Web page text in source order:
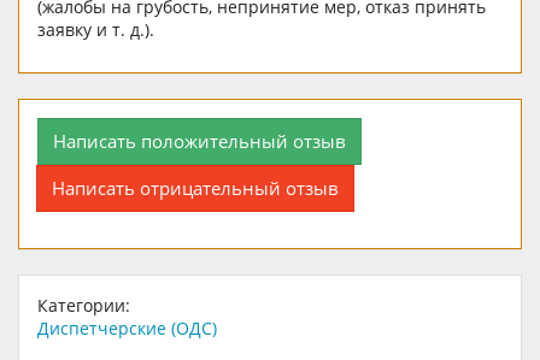
(жалобы на грубость, непринятие мер, отказ принять
заявку и т. д.).
Написать положительный отзыв
Написать отрицательный отзыв
Категории:
Диспетчерские (ОДС)